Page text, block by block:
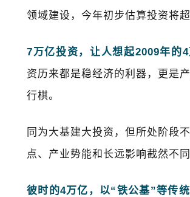
领域建设，今年初步估算投资将超
7万亿投资，让人想起2009年的4
资历来都是稳经济的利器，更是
行棋。
同为大基建大投资，但所处阶段
点、产业势能和长远影响截然不同
彼时的4万亿，以“铁公基”等传